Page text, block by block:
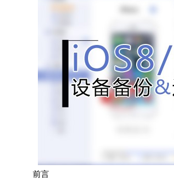
前言